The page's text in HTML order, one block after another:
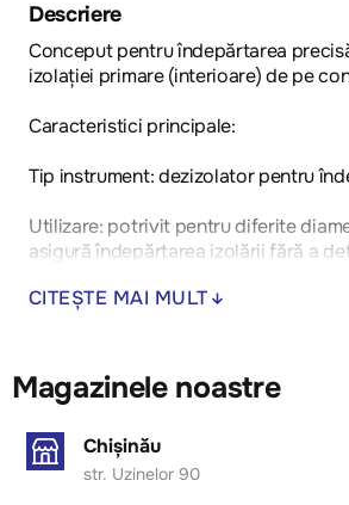
Descriere
Conceput pentru îndepărtarea
izolației primare (interioare) de pe
Caracteristici principale:
Tip instrument: dezizolator pentru
Utilizare: potrivit pentru diferite
asigură îndepărtarea izolării fără a
Materiale: carcasă robustă și lame
uzură, durabile
CITEȘTE MAI MULT
Magazinele noastre
Chișinău
str. Uzinelor 90